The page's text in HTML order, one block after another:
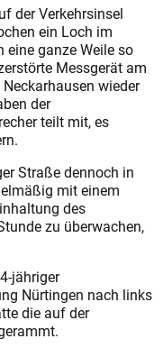
der Verkehrsinsel
ein Loch im
eine ganze Weile so
Messgerät am
wieder
der
teilt mit, es
Straße dennoch in
mit einem
des
zu überwachen,
jähriger
Nürtingen nach links
die auf der